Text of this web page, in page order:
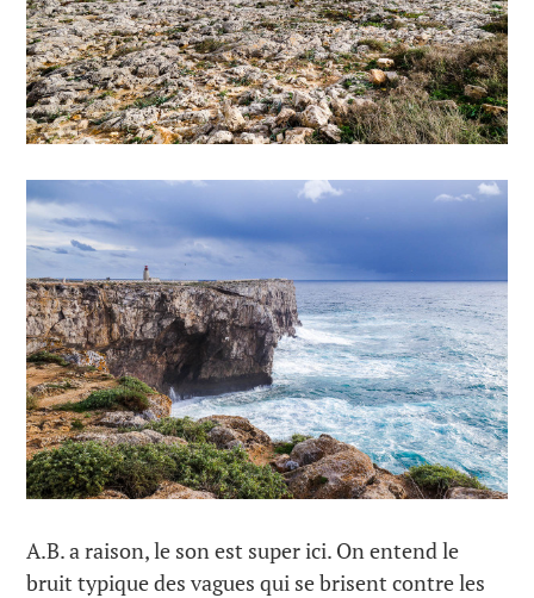
A.B. a raison, le son est super ici. On entend le
bruit typique des vagues qui se brisent contre les